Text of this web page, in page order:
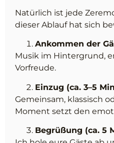
Natürlich ist jede
dieser Ablauf hat sich
Ankommen der
Musik im Hintergrund,
Vorfreude.
Einzug (ca. 3–5
Gemeinsam, klassisch
Moment setzt den
Begrüßung (ca. 5